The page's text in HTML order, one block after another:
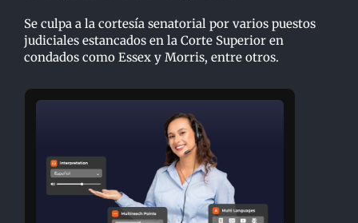
Se culpa a la cortesía senatorial por varios puestos
judiciales estancados en la Corte Superior en
condados como Essex y Morris, entre otros.